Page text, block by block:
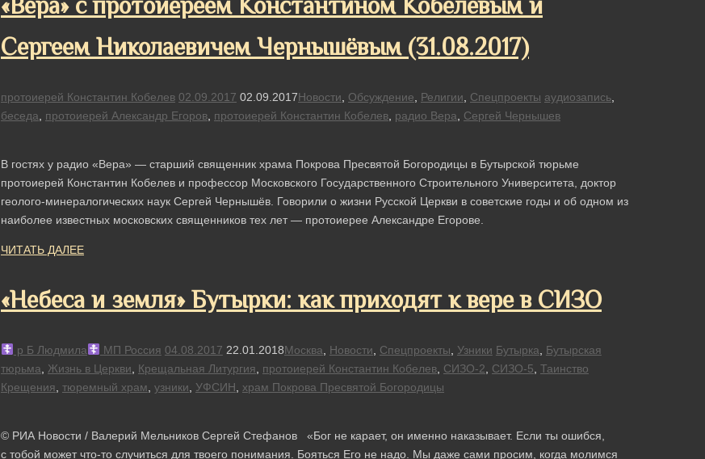
«Вера» с протоиереем Константином Кобелевым и
Сергеем Николаевичем Чернышёвым (31.08.2017)
протоиерей Константин Кобелев 02.09.2017 02.09.2017Новости Обсуждение Религии Спецпроекты аудиозапись
беседа
протоиерей Александр Егоров протоиерей Константин Кобелев радио Вера Сергей Чернышев
В гостях у радио «Вера» — старший священник храма Покрова Пресвятой Богородицы в Бутырской тюрьме
протоиерей Константин Кобелев и профессор Московского Государственного Строительного Университета, доктор
геолого-минералогических наук Сергей Чернышёв. Говорили о жизни Русской Церкви в советские годы и об одном из
наиболее известных московских священников тех лет — протоиерее Александре Егорове.
ЧИТАТЬ ДАЛЕЕ
«Небеса и земля» Бутырки: как приходят к вере в СИЗО
р Б Людмила МП Россия 04.08.2017 22.01.2018Москва Новости Спецпроекты Узники Бутырка
Бутырская
тюрьма
Жизнь в Церкви Крещальная Литургия протоиерей Константин Кобелев СИЗО-2 СИЗО-5 Таинство
Крещения тюремный храм узники УФСИН храм Покрова Пресвятой Богородицы
© РИА Новости / Валерий Мельников Сергей Стефанов «Бог не карает, он именно наказывает. Если ты ошибся,
с тобой может что-то случиться для твоего понимания. Бояться Его не надо. Мы даже сами просим, когда молимся